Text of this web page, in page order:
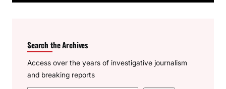
Search the Archives
Access over the years of investigative journalism
and breaking reports